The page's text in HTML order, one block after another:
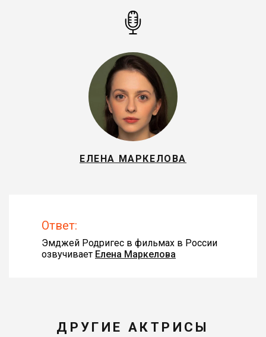
ЕЛЕНА МАРКЕЛОВА
Ответ:
Эмджей Родригес в фильмах в России
озвучивает Елена Маркелова
ДРУГИЕ АКТРИСЫ